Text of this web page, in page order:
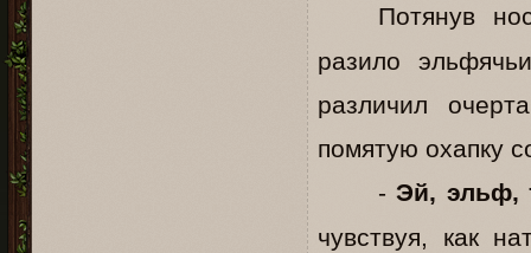
Потянув
разило
различил
помятую охапку
-Эй, эльф,
чувствуя, как